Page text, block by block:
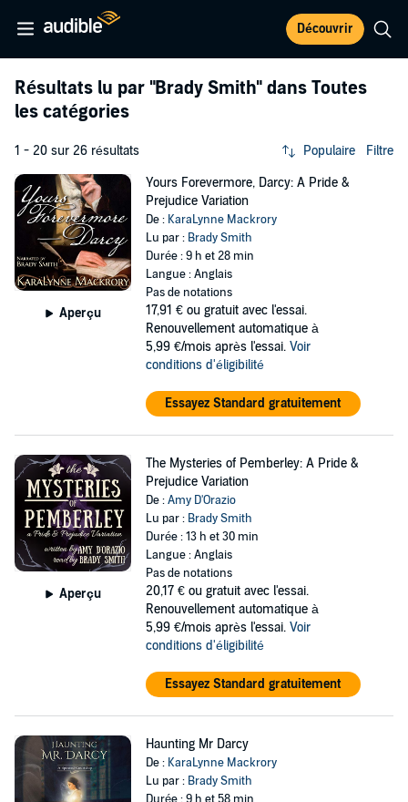
Découvrir
Résultats lu par "Brady Smith" dans Toutes
les catégories
1 - 20 sur 26 résultats Populaire Filtre
Aperçu
Yours Forevermore, Darcy: A Pride &
Prejudice Variation
De : KaraLynne Mackrory
Lu par : Brady Smith
Durée : 9 h et 28 min
Langue : Anglais
Pas de notations
17,91 € ou gratuit avec l'essai.
Renouvellement automatique à
5,99 €/mois après l'essai. Voir
conditions d'éligibilité
Essayez Standard gratuitement
Aperçu
The Mysteries of Pemberley: A Pride &
Prejudice Variation
De :Amy D'Orazio
Lu par : Brady Smith
Durée : 13 h et 30 min
Langue : Anglais
Pas de notations
20,17 € ou gratuit avec l'essai.
Renouvellement automatique à
5,99 €/mois après l'essai. Voir
conditions d'éligibilité
Essayez Standard gratuitement
Haunting Mr Darcy
De : KaraLynne Mackrory
Lu par : Brady Smith